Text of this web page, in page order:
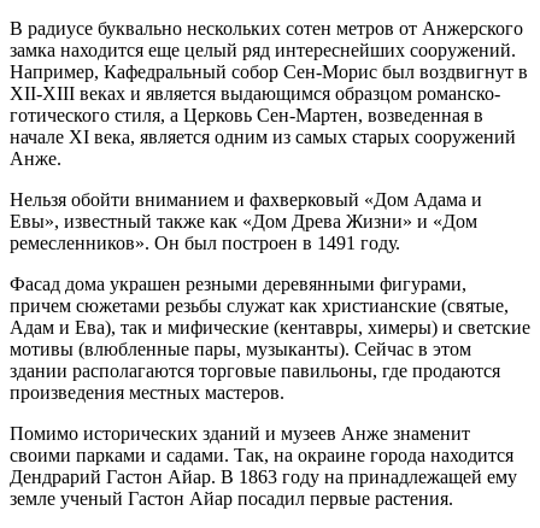
В радиусе буквально нескольких сотен метров от Анжерского
замка находится еще целый ряд интереснейших сооружений.
Например, Кафедральный собор Сен-Морис был воздвигнут в
XII-XIII веках и является выдающимся образцом романско-
готического стиля, а Церковь Сен-Мартен, возведенная в
начале XI века, является одним из самых старых сооружений
Анже.
Нельзя обойти вниманием и фахверковый «Дом Адама и
Евы», известный также как «Дом Древа Жизни» и «Дом
ремесленников». Он был построен в 1491 году.
Фасад дома украшен резными деревянными фигурами,
причем сюжетами резьбы служат как христианские (святые,
Адам и Ева), так и мифические (кентавры, химеры) и светские
мотивы (влюбленные пары, музыканты). Сейчас в этом
здании располагаются торговые павильоны, где продаются
произведения местных мастеров.
Помимо исторических зданий и музеев Анже знаменит
своими парками и садами. Так, на окраине города находится
Дендрарий Гастон Айар. В 1863 году на принадлежащей ему
земле ученый Гастон Айар посадил первые растения.